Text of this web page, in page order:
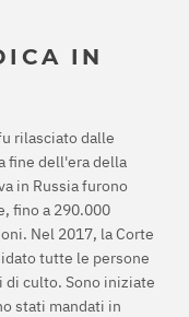
IN
rilasciato dalle
fine dell'era della
in Russia furono
fino a 290.000
Nel 2017, la Corte
tutte le persone
di culto. Sono iniziate
stati mandati in